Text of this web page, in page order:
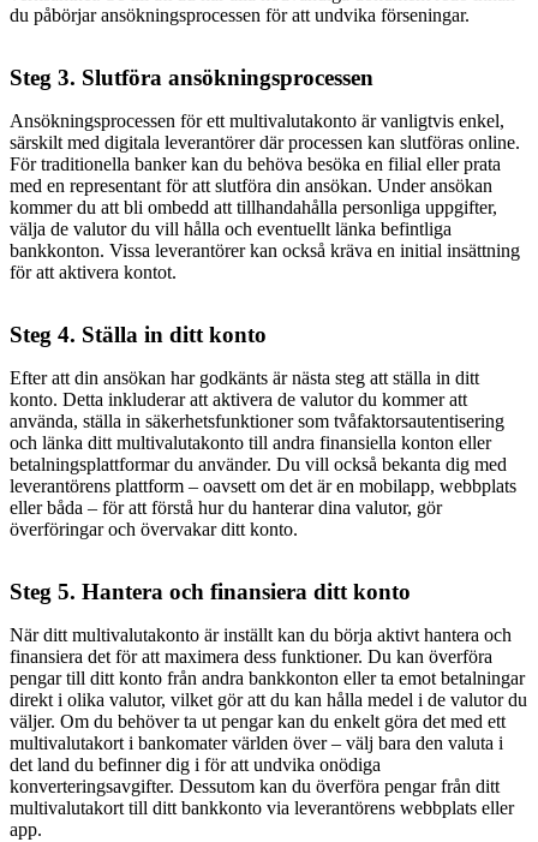
du påbörjar ansökningsprocessen för att undvika förseningar.
Steg 3. Slutföra ansökningsprocessen
Ansökningsprocessen för ett multivalutakonto är vanligtvis enkel,
särskilt med digitala leverantörer där processen kan slutföras online.
För traditionella banker kan du behöva besöka en filial eller prata
med en representant för att slutföra din ansökan. Under ansökan
kommer du att bli ombedd att tillhandahålla personliga uppgifter,
välja de valutor du vill hålla och eventuellt länka befintliga
bankkonton. Vissa leverantörer kan också kräva en initial insättning
för att aktivera kontot.
Steg 4. Ställa in ditt konto
Efter att din ansökan har godkänts är nästa steg att ställa in ditt
konto. Detta inkluderar att aktivera de valutor du kommer att
använda, ställa in säkerhetsfunktioner som tvåfaktorsautentisering
och länka ditt multivalutakonto till andra finansiella konton eller
betalningsplattformar du använder. Du vill också bekanta dig med
leverantörens plattform – oavsett om det är en mobilapp, webbplats
eller båda – för att förstå hur du hanterar dina valutor, gör
överföringar och övervakar ditt konto.
Steg 5. Hantera och finansiera ditt konto
När ditt multivalutakonto är inställt kan du börja aktivt hantera och
finansiera det för att maximera dess funktioner. Du kan överföra
pengar till ditt konto från andra bankkonton eller ta emot betalningar
direkt i olika valutor, vilket gör att du kan hålla medel i de valutor du
väljer. Om du behöver ta ut pengar kan du enkelt göra det med ett
multivalutakort i bankomater världen över – välj bara den valuta i
det land du befinner dig i för att undvika onödiga
konverteringsavgifter. Dessutom kan du överföra pengar från ditt
multivalutakort till ditt bankkonto via leverantörens webbplats eller
app.